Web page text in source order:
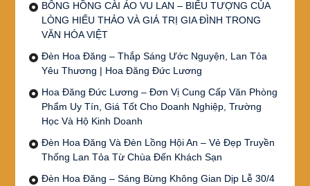
BÔNG HỒNG CÀI ÁO VU LAN – BIỂU TƯỢNG CỦA
LÒNG HIẾU THẢO VÀ GIÁ TRỊ GIA ĐÌNH TRONG
VĂN HÓA VIỆT
Đèn Hoa Đăng – Thắp Sáng Ước Nguyện, Lan Tỏa
Yêu Thương | Hoa Đăng Đức Lương
Hoa Đăng Đức Lương – Đơn Vị Cung Cấp Văn Phòng
Phẩm Uy Tín, Giá Tốt Cho Doanh Nghiệp, Trường
Học Và Hộ Kinh Doanh
Đèn Hoa Đăng Và Đèn Lồng Hội An – Vẻ Đẹp Truyền
Thống Lan Tỏa Từ Chùa Đến Khách Sạn
Đèn Hoa Đăng – Sáng Bừng Không Gian Dịp Lễ 30/4